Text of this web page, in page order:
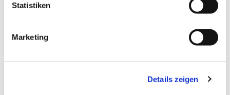
Statistiken
Marketing
Details zeigen